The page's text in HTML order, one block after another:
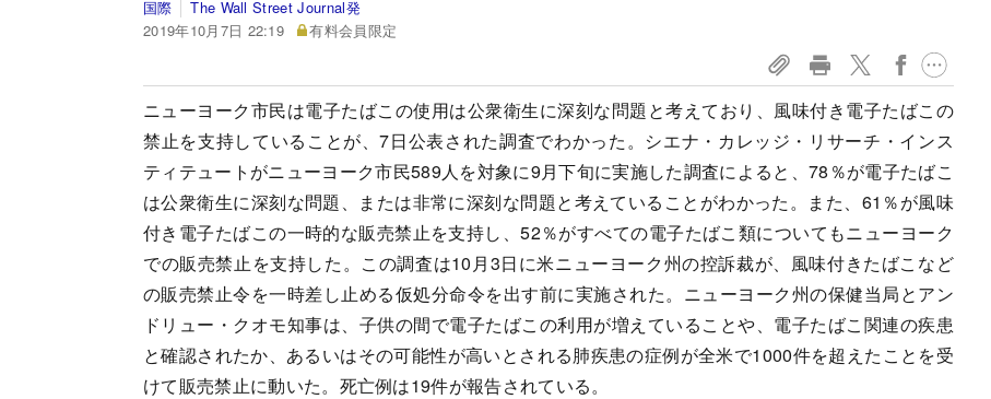
国際
The Wall Street Journal発
2019年10月7日 22:19
有料会員限定
ニューヨーク市民は電子たばこの使用は公衆衛生に深刻な問題と考えており、風味付き電子たばこの
禁止を支持していることが、7日公表された調査でわかった。シエナ・カレッジ・リサーチ・インス
ティテュートがニューヨーク市民589人を対象に9月下旬に実施した調査によると、78％が電子たばこ
は公衆衛生に深刻な問題、または非常に深刻な問題と考えていることがわかった。また、61％が風味
付き電子たばこの一時的な販売禁止を支持し、52％がすべての電子たばこ類についてもニューヨーク
での販売禁止を支持した。この調査は10月3日に米ニューヨーク州の控訴裁が、風味付きたばこなど
の販売禁止令を一時差し止める仮処分命令を出す前に実施された。ニューヨーク州の保健当局とアン
ドリュー・クオモ知事は、子供の間で電子たばこの利用が増えていることや、電子たばこ関連の疾患
と確認されたか、あるいはその可能性が高いとされる肺疾患の症例が全米で1000件を超えたことを受
けて販売禁止に動いた。死亡例は19件が報告されている。